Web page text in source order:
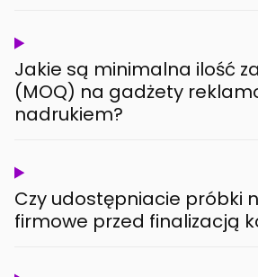
Jakie są minimalna ilość
(MOQ) na gadżety
nadrukiem?
Czy udostępniacie próbki
firmowe przed finalizacją